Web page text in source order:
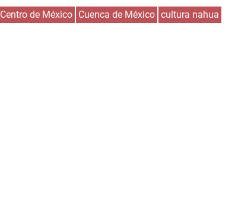
Centro de México Cuenca de México cultura nahua